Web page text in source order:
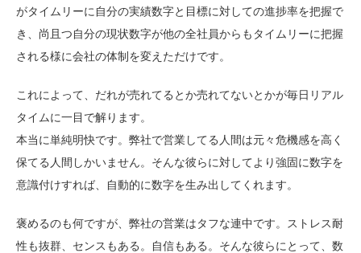
がタイムリーに自分の実績数字と目標に対しての進捗率を把握で
き、尚且つ自分の現状数字が他の全社員からもタイムリーに把握
される様に会社の体制を変えただけです。
これによって、だれが売れてるとか売れてないとかが毎日リアル
タイムに一目で解ります。
本当に単純明快です。弊社で営業してる人間は元々危機感を高く
保てる人間しかいません。そんな彼らに対してより強固に数字を
意識付けすれば、自動的に数字を生み出してくれます。
褒めるのも何ですが、弊社の営業はタフな連中です。ストレス耐
性も抜群、センスもある。自信もある。そんな彼らにとって、数